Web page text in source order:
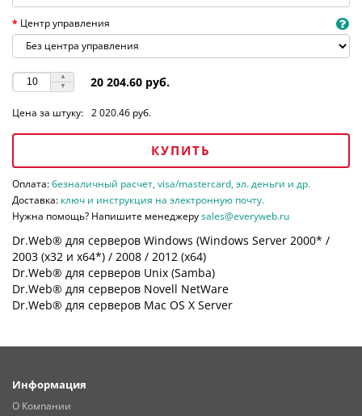
Центр управления
20 204.60 руб.
Цена за штуку: 2 020.46 руб.
КУПИТЬ
Оплата:безналичный расчет, visa/mastercard, эл. деньги и др.
Доставка: ключ и инструкция на электронную почту.
Нужна помощь? Напишите менеджеруsales@everyweb.ru
Dr.Web® для серверов Windows (Windows Server 2000* /
2003 (х32 и х64*) / 2008 / 2012 (х64)
Dr.Web® для серверов Unix (Samba)
Dr.Web® для серверов Novell NetWare
Dr.Web® для серверов Mac OS X Server
Информация
О Компании